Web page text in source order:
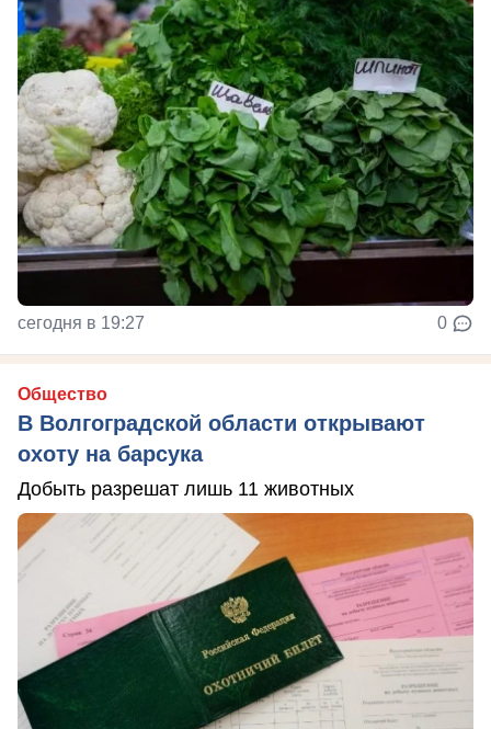
сегодня в 19:27 0
Общество
В Волгоградской области открывают
охоту на барсука
Добыть разрешат лишь 11 животных